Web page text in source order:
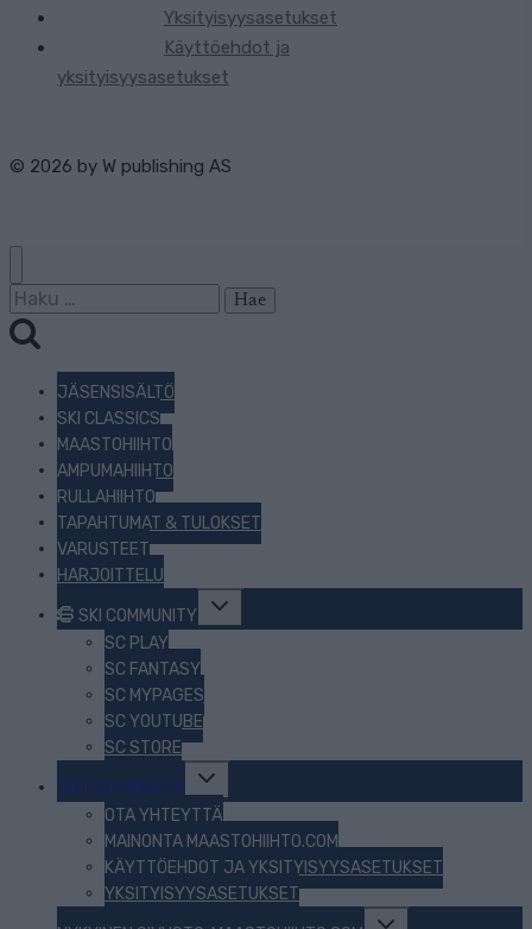
Yksityisyysasetukset
Käyttöehdot ja
yksityisyysasetukset
© 2026 by W publishing AS
Haku:
JÄSENSISÄLTÖ
SKI CLASSICS
MAASTOHIIHTO
AMPUMAHIIHTO
RULLAHIIHTO
TAPAHTUMAT & TULOKSET
VARUSTEET
HARJOITTELU
SKI COMMUNITY
Toggle
menu
SC PLAY
SC FANTASY
SC MYPAGES
SC YOUTUBE
SC STORE
TIETOJA MEISTÄ
Toggle
menu
OTA YHTEYTTÄ
MAINONTA MAASTOHIIHTO.COM
KÄYTTÖEHDOT JA YKSITYISYYSASETUKSET
YKSITYISYYSASETUKSET
Toggle